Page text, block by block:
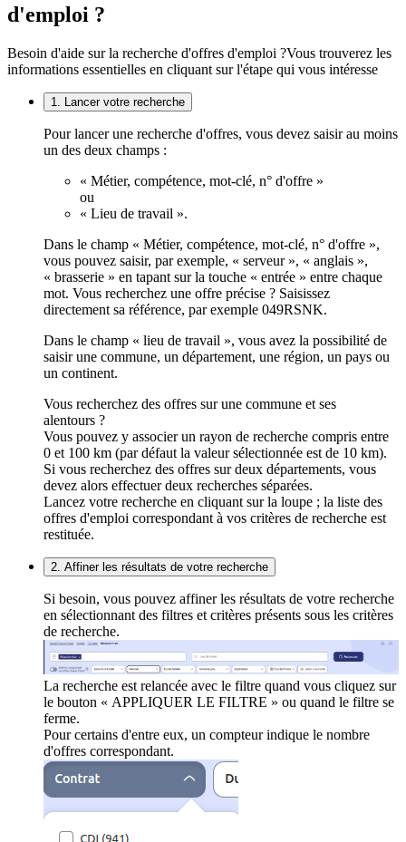
d'emploi ?
Besoin d'aide sur la recherche d'offres d'emploi ?Vous trouverez les
informations essentielles en cliquant sur l'étape qui vous intéresse
1. Lancer votre recherche
Pour lancer une recherche d'offres, vous devez saisir au moins
un des deux champs :
« Métier, compétence, mot-clé, n° d'offre »
ou
« Lieu de travail ».
Dans le champ « Métier, compétence, mot-clé, n° d'offre »,
vous pouvez saisir, par exemple, « serveur », « anglais »,
« brasserie » en tapant sur la touche « entrée » entre chaque
mot. Vous recherchez une offre précise ? Saisissez
directement sa référence, par exemple 049RSNK.
Dans le champ « lieu de travail », vous avez la possibilité de
saisir une commune, un département, une région, un pays ou
un continent.
Vous recherchez des offres sur une commune et ses
alentours ?
Vous pouvez y associer un rayon de recherche compris entre
0 et 100 km (par défaut la valeur sélectionnée est de 10 km).
Si vous recherchez des offres sur deux départements, vous
devez alors effectuer deux recherches séparées.
Lancez votre recherche en cliquant sur la loupe ; la liste des
offres d'emploi correspondant à vos critères de recherche est
restituée.
2. Affiner les résultats de votre recherche
Si besoin, vous pouvez affiner les résultats de votre recherche
en sélectionnant des filtres et critères présents sous les critères
de recherche.
La recherche est relancée avec le filtre quand vous cliquez sur
le bouton « APPLIQUER LE FILTRE » ou quand le filtre se
ferme.
Pour certains d'entre eux, un compteur indique le nombre
d'offres correspondant.